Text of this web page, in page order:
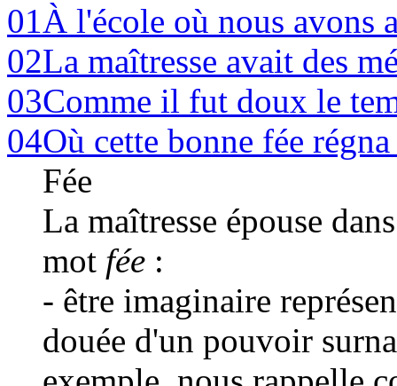
01À l'école où nous avons
02La maîtresse avait des
03Comme il fut doux le
04Où cette bonne fée
Fée
La maîtresse épouse
mot fée :
- être imaginaire
douée d'un pouvoir